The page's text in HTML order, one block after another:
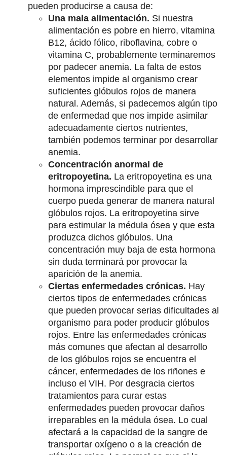
pueden producirse a causa de:
Una mala alimentación. Si nuestra
alimentación es pobre en hierro, vitamina
B12, ácido fólico, riboflavina, cobre o
vitamina C, probablemente terminaremos
por padecer anemia. La falta de estos
elementos impide al organismo crear
suficientes glóbulos rojos de manera
natural. Además, si padecemos algún tipo
de enfermedad que nos impide asimilar
adecuadamente ciertos nutrientes,
también podemos terminar por desarrollar
anemia.
Concentración anormal de
eritropoyetina. La eritropoyetina es una
hormona imprescindible para que el
cuerpo pueda generar de manera natural
glóbulos rojos. La eritropoyetina sirve
para estimular la médula ósea y que esta
produzca dichos glóbulos. Una
concentración muy baja de esta hormona
sin duda terminará por provocar la
aparición de la anemia.
Ciertas enfermedades crónicas. Hay
ciertos tipos de enfermedades crónicas
que pueden provocar serias dificultades al
organismo para poder producir glóbulos
rojos. Entre las enfermedades crónicas
más comunes que afectan al desarrollo
de los glóbulos rojos se encuentra el
cáncer, enfermedades de los riñones e
incluso el VIH. Por desgracia ciertos
tratamientos para curar estas
enfermedades pueden provocar daños
irreparables en la médula ósea. Lo cual
afectará a la capacidad de la sangre de
transportar oxígeno o a la creación de